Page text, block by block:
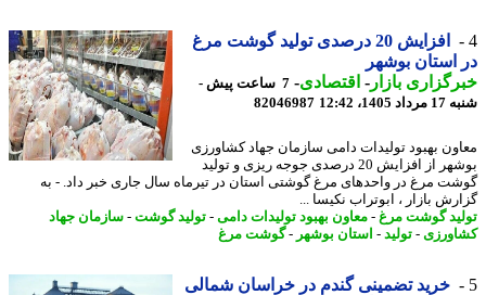
افزایش 20 درصدی تولید گوشت مرغ
استان بوشهر
بازار- اقتصادی- 7 ساعت پیش -
12:42
82046987
بهبود تولیدات دامی سازمان جهاد کشاورزی
بوشهر از افزایش 20 درصدی جوجه ریزی و تولید
مرغ در واحدهای مرغ گوشتی استان در تیرماه سال جاری خبر داد. - به
بازار ، ابوتراب نکیسا ...
گوشت مرغ -معاون بهبود تولیدات دامی-تولید گوشت-سازمان جهاد
- تولید-استان بوشهر-گوشت مرغ
خرید تضمینی گندم در خراسان شمالی